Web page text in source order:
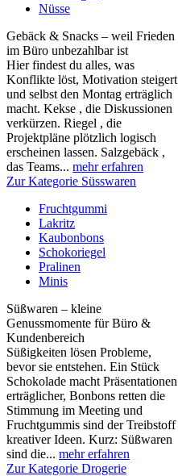
Nüsse
Gebäck & Snacks – weil Frieden
im Büro unbezahlbar ist
Hier findest du alles, was
Konflikte löst, Motivation steigert
und selbst den Montag erträglich
macht. Kekse , die Diskussionen
verkürzen. Riegel , die
Projektpläne plötzlich logisch
erscheinen lassen. Salzgebäck ,
das Teams... mehr erfahren
Zur Kategorie Süsswaren
Fruchtgummi
Lakritz
Kaubonbons
Schokoriegel
Pralinen
Minis
Süßwaren – kleine
Genussmomente für Büro &
Kundenbereich
Süßigkeiten lösen Probleme,
bevor sie entstehen. Ein Stück
Schokolade macht Präsentationen
erträglicher, Bonbons retten die
Stimmung im Meeting und
Fruchtgummis sind der Treibstoff
kreativer Ideen. Kurz: Süßwaren
sind die... mehr erfahren
Zur Kategorie Drogerie